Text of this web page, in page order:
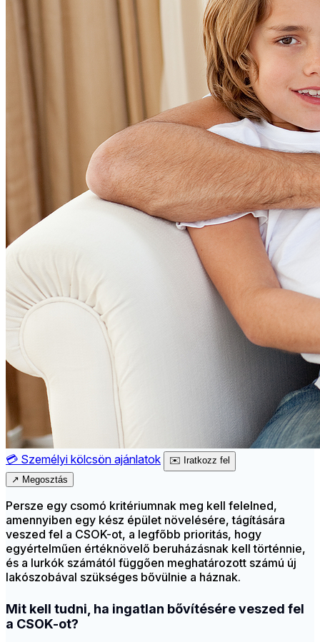
💳 Személyi kölcsön ajánlatok ✉️ Iratkozz fel
↗ Megosztás
Persze egy csomó kritériumnak meg kell felelned,
amennyiben egy kész épület növelésére, tágítására
veszed fel a CSOK-ot, a legfőbb prioritás, hogy
egyértelműen értéknövelő beruházásnak kell történnie,
és a lurkók számától függően meghatározott számú új
lakószobával szükséges bővülnie a háznak.
Mit kell tudni, ha ingatlan bővítéséreveszed fel
a CSOK-ot?